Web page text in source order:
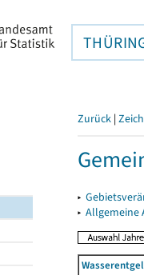
Zurück |
▸
▸ Allgemeine